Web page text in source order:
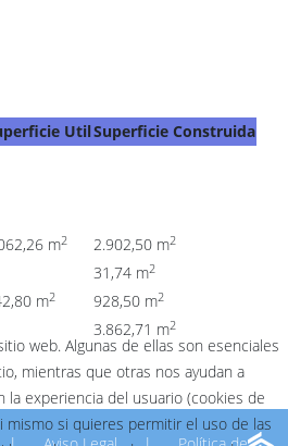
UtilSuperficie Construida
m2 2.902,50 m2
31,74 m2
m2 928,50 m2
3.862,71 m2
web. Algunas de ellas son esenciales
mientras que otras nos ayudan a
la experiencia del usuario (cookies de
mismo si quieres permitir el uso de las